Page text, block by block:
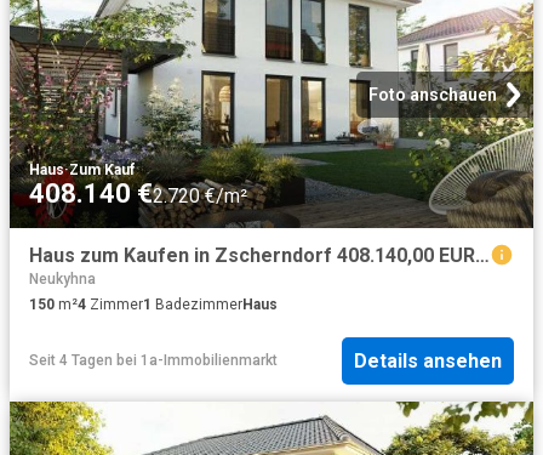
Foto anschauen
Haus·Zum Kauf
408.140 €2.720 €/m²
Haus zum Kaufen in Zscherndorf 408.140,00 EUR 150 m²
Neukyhna
150 m²4 Zimmer1 BadezimmerHaus
Seit 4 Tagen bei 1a-Immobilienmarkt Details ansehen